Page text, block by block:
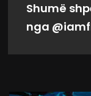
Shumë
nga